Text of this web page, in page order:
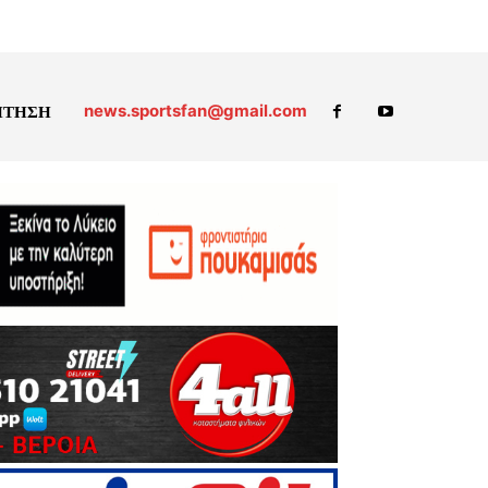
news.sportsfan@gmail.com